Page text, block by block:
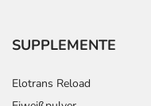
- Bewusstlosigkeit
- Krampfanfälle
SUPPLEMENTE
Elotrans Reload